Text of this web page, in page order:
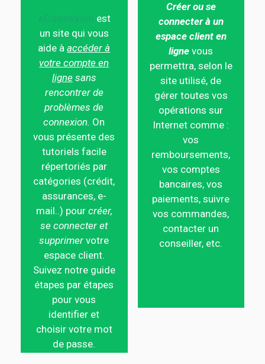
est
un site qui vous
aide àaccéder à
votre compte en
ligne sans
rencontrer de
problèmes de
connexion. On
vous présente des
tutoriels facile
répertoriés par
catégories (crédit,
assurances, e-
mail..) pour créer,
se connecter et
supprimer votre
espace client.
Suivez notre guide
étapes par étapes
pour vous
identifier et
choisir votre mot
de passe.
Créer ou se
connecter à un
espace client en
ligne vous
permettra, selon le
site utilisé, de
gérer toutes vos
opérations sur
Internet comme :
vos
remboursements,
vos comptes
bancaires, vos
paiements, suivre
vos commandes,
contacter un
conseiller, etc.